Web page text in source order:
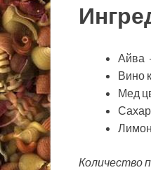
Айва
Вино
Мед
Количество